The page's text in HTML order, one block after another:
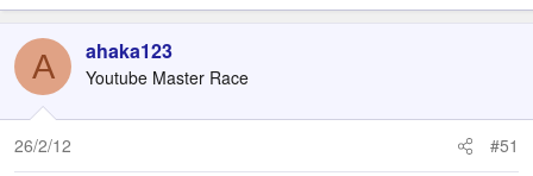
A ahaka123
Youtube Master Race
26/2/12 #51